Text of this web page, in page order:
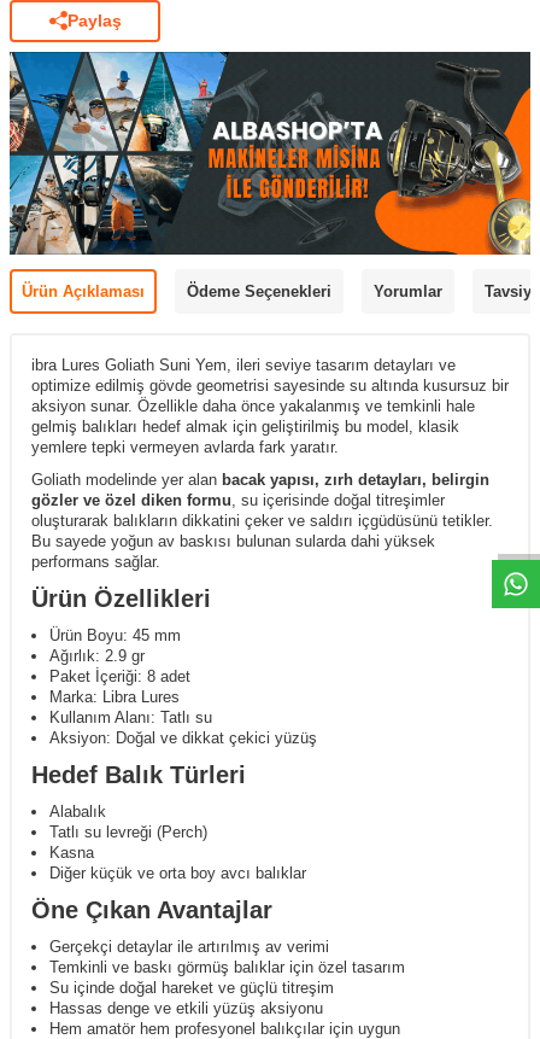
Paylaş
Ürün Açıklaması Ödeme Seçenekleri Yorumlar
ibra Lures Goliath Suni Yem, ileri seviye tasarım detayları ve
optimize edilmiş gövde geometrisi sayesinde su altında kusursuz bir
aksiyon sunar. Özellikle daha önce yakalanmış ve temkinli hale
gelmiş balıkları hedef almak için geliştirilmiş bu model, klasik
yemlere tepki vermeyen avlarda fark yaratır.
Goliath modelinde yer alan bacak yapısı, zırh detayları, belirgin
gözler ve özel diken formu , su içerisinde doğal titreşimler
oluşturarak balıkların dikkatini çeker ve saldırı içgüdüsünü tetikler.
Bu sayede yoğun av baskısı bulunan sularda dahi yüksek
performans sağlar.
Ürün Özellikleri
Ürün Boyu: 45 mm
Ağırlık: 2.9 gr
Paket İçeriği: 8 adet
Marka: Libra Lures
Kullanım Alanı: Tatlı su
Aksiyon: Doğal ve dikkat çekici yüzüş
Hedef Balık Türleri
Alabalık
Tatlı su levreği (Perch)
Kasna
Diğer küçük ve orta boy avcı balıklar
Öne Çıkan Avantajlar
Gerçekçi detaylar ile artırılmış av verimi
Temkinli ve baskı görmüş balıklar için özel tasarım
Su içinde doğal hareket ve güçlü titreşim
Hassas denge ve etkili yüzüş aksiyonu
Hem amatör hem profesyonel balıkçılar için uygun